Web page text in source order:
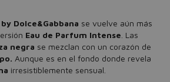
by Dolce&Gabbana se vuelve aún más
Eau de Parfum Intense . Las
negra se mezclan con un corazón de
Aunque es en el fondo donde revela
irresistiblemente sensual.